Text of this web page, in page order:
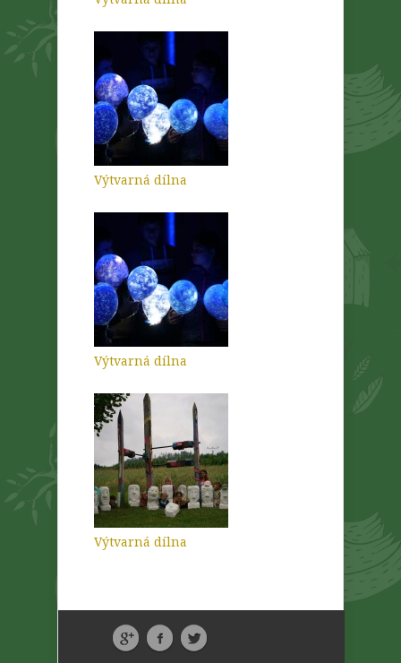
Výtvarná dílna
Výtvarná dílna
Výtvarná dílna